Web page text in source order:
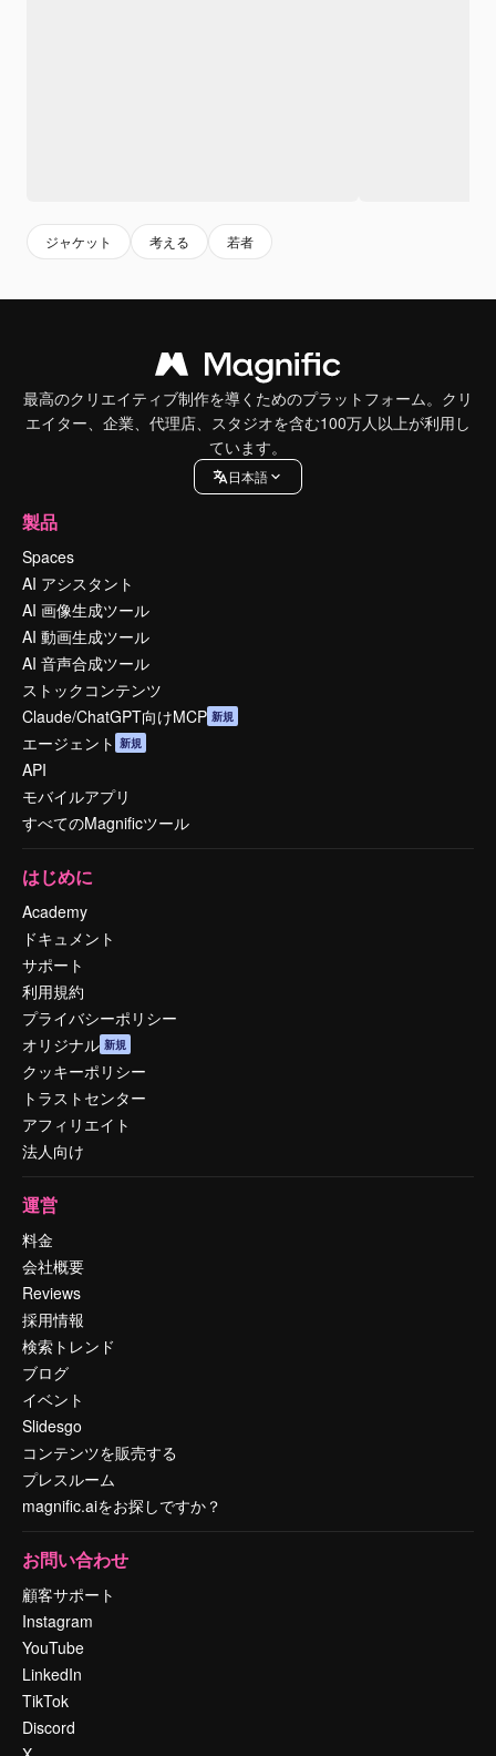
ジャケット 考える 若者
最高のクリエイティブ制作を導くためのプラットフォーム。クリ
エイター、企業、代理店、スタジオを含む100万人以上が利用し
ています。
日本語
製品
Spaces
AI アシスタント
AI 画像生成ツール
AI 動画生成ツール
AI 音声合成ツール
ストックコンテンツ
Claude/ChatGPT向けMCP 新規
エージェント 新規
API
モバイルアプリ
すべてのMagnificツール
はじめに
Academy
ドキュメント
サポート
利用規約
プライバシーポリシー
オリジナル 新規
クッキーポリシー
トラストセンター
アフィリエイト
法人向け
運営
料金
会社概要
Reviews
採用情報
検索トレンド
ブログ
イベント
Slidesgo
コンテンツを販売する
プレスルーム
magnific.aiをお探しですか？
お問い合わせ
顧客サポート
Instagram
YouTube
LinkedIn
TikTok
Discord